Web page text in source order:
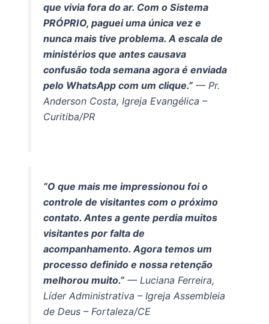
que vivia fora do ar. Com o Sistema
PRÓPRIO, paguei uma única vez e
nunca mais tive problema. A escala de
ministérios que antes causava
confusão toda semana agora é enviada
pelo WhatsApp com um clique.”— Pr.
Anderson Costa, Igreja Evangélica –
Curitiba/PR
“O que mais me impressionou foi o
controle de visitantes com o próximo
contato. Antes a gente perdia muitos
visitantes por falta de
acompanhamento. Agora temos um
processo definido e nossa retenção
melhorou muito.”— Luciana Ferreira,
Líder Administrativa – Igreja Assembleia
de Deus – Fortaleza/CE